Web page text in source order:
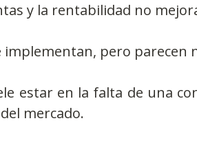
y la rentabilidad no
implementan, pero parecen
estar en la falta de una
mercado.